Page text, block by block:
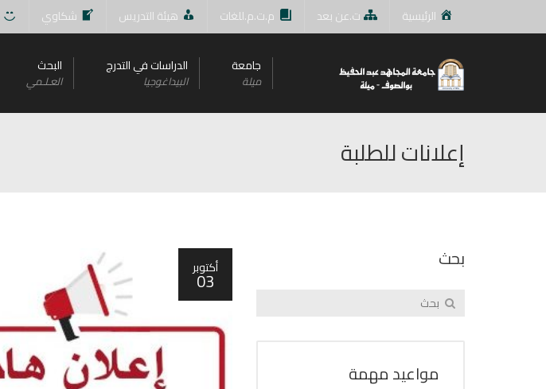
الرئيسية ت.عن بعد م.ت.م.للغات هيئة التدريس شكاوي
جامعة
ميلة
الدراسات في التدرج
البيداغوجيا
البحث
العـلـمي
إعلانات للطلبة
أكتوبر
03
بحث
مواعيد مهمة